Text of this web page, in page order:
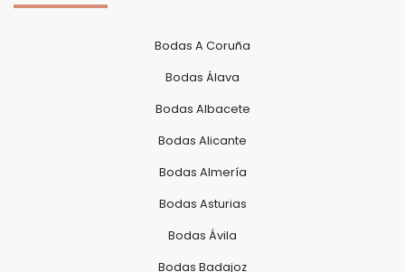
Bodas A Coruña
Bodas Álava
Bodas Albacete
Bodas Alicante
Bodas Almería
Bodas Asturias
Bodas Ávila
Bodas Badajoz